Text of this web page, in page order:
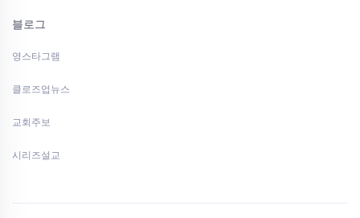
블로그
영스타그램
클로즈업뉴스
교회주보
시리즈설교